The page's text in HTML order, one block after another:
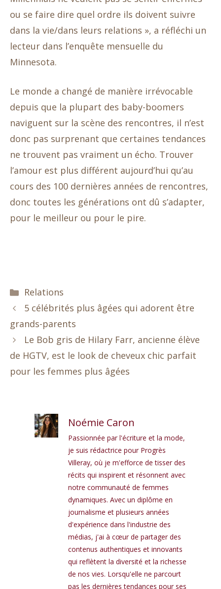
ou se faire dire quel ordre ils doivent suivre
dans la vie/dans leurs relations », a réfléchi un
lecteur dans l’enquête mensuelle du
Minnesota.
Le monde a changé de manière irrévocable
depuis que la plupart des baby-boomers
naviguent sur la scène des rencontres, il n’est
donc pas surprenant que certaines tendances
ne trouvent pas vraiment un écho. Trouver
l’amour est plus différent aujourd’hui qu’au
cours des 100 dernières années de rencontres,
donc toutes les générations ont dû s’adapter,
pour le meilleur ou pour le pire.
Catégories
Relations
5 célébrités plus âgées qui adorent être
grands-parents
Le Bob gris de Hilary Farr, ancienne élève
de HGTV, est le look de cheveux chic parfait
pour les femmes plus âgées
Noémie Caron
Passionnée par l'écriture et la mode,
je suis rédactrice pour Progrès
Villeray, où je m'efforce de tisser des
récits qui inspirent et résonnent avec
notre communauté de femmes
dynamiques. Avec un diplôme en
journalisme et plusieurs années
d'expérience dans l'industrie des
médias, j'ai à cœur de partager des
contenus authentiques et innovants
qui reflètent la diversité et la richesse
de nos vies. Lorsqu'elle ne parcourt
pas les dernières tendances pour ses